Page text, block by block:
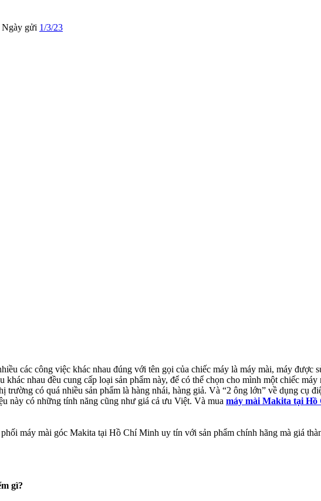
Ngày gửi 1/3/23
các công việc khác nhau đúng với tên gọi của chiếc máy là máy mài, máy được
nhau đều cung cấp loại sản phẩm này, để có thể chọn cho mình một chiếc
trường có quá nhiều sản phẩm là hàng nhái, hàng giả. Và “2 ông lớn” về dụng cụ
này có những tính năng cũng như giá cả ưu Việt. Và mua máy mài Makita tại
máy mài góc Makita tại Hồ Chí Minh uy tín với sản phẩm chính hãng mà giá
gì?